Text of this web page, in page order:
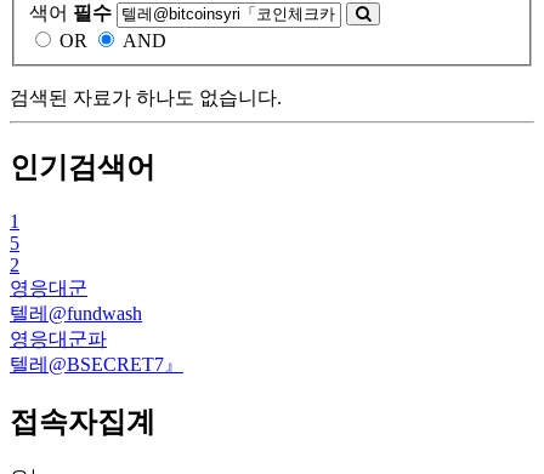
색어 필수
OR
AND
검색된 자료가 하나도 없습니다.
인기검색어
1
5
2
영응대군
텔레@fundwash
영응대군파
텔레@BSECRET7』
접속자집계